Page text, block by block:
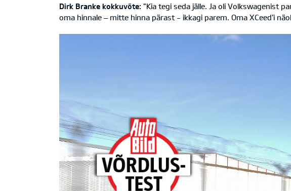
Dirk Branke kokkuvõte: "Kia tegi seda jälle. Ja oli Volkswagenist
oma hinnale – mitte hinna pärast - ikkagi parem. Oma XCeed’i